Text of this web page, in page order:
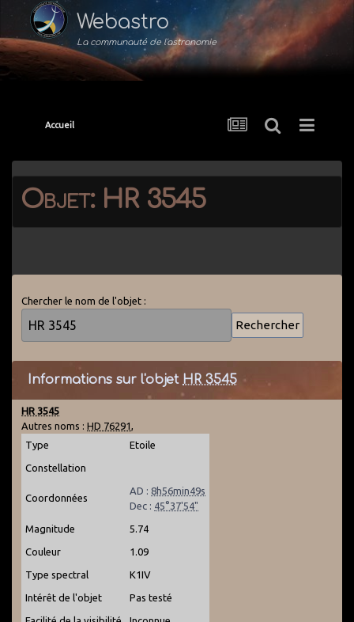
Webastro
La communauté de l'astronomie
Accueil
Objet: HR 3545
Chercher le nom de l'objet :
Informations sur l'objet HR 3545
HR 3545
Autres noms : HD 76291,
Type
Etoile
Constellation
Coordonnées
AD : 8h56min49s
Dec : 45°37'54"
Magnitude 5.74
Couleur 1.09
Type spectral K1IV
Intérêt de l'objet Pas testé